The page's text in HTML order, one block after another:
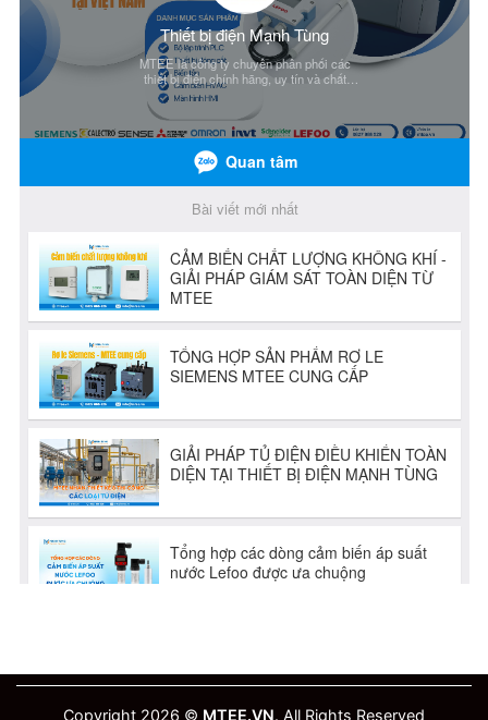
Copyright 2026 © MTEE.VN. All Rights Reserved